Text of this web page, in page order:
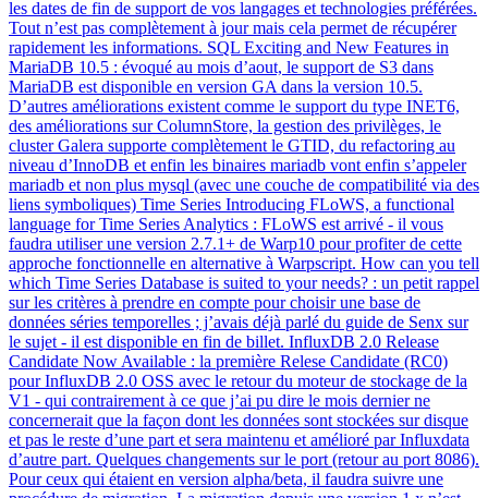
les dates de fin de support de vos langages et technologies préférées.
Tout n’est pas complètement à jour mais cela permet de récupérer
rapidement les informations. SQL Exciting and New Features in
MariaDB 10.5 : évoqué au mois d’aout, le support de S3 dans
MariaDB est disponible en version GA dans la version 10.5.
D’autres améliorations existent comme le support du type INET6,
des améliorations sur ColumnStore, la gestion des privilèges, le
cluster Galera supporte complètement le GTID, du refactoring au
niveau d’InnoDB et enfin les binaires mariadb vont enfin s’appeler
mariadb et non plus mysql (avec une couche de compatibilité via des
liens symboliques) Time Series Introducing FLoWS, a functional
language for Time Series Analytics : FLoWS est arrivé - il vous
faudra utiliser une version 2.7.1+ de Warp10 pour profiter de cette
approche fonctionnelle en alternative à Warpscript. How can you tell
which Time Series Database is suited to your needs? : un petit rappel
sur les critères à prendre en compte pour choisir une base de
données séries temporelles ; j’avais déjà parlé du guide de Senx sur
le sujet - il est disponible en fin de billet. InfluxDB 2.0 Release
Candidate Now Available : la première Relese Candidate (RC0)
pour InfluxDB 2.0 OSS avec le retour du moteur de stockage de la
V1 - qui contrairement à ce que j’ai pu dire le mois dernier ne
concernerait que la façon dont les données sont stockées sur disque
et pas le reste d’une part et sera maintenu et amélioré par Influxdata
d’autre part. Quelques changements sur le port (retour au port 8086).
Pour ceux qui étaient en version alpha/beta, il faudra suivre une